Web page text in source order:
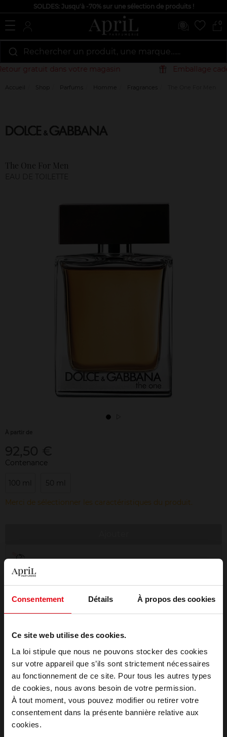
Consentement Détails À propos des cookies
Ce site web utilise des cookies.
La loi stipule que nous ne pouvons stocker des cookies
sur votre appareil que s’ils sont strictement nécessaires
au fonctionnement de ce site. Pour tous les autres types
de cookies, nous avons besoin de votre permission.
À tout moment, vous pouvez modifier ou retirer votre
consentement dans la présente bannière relative aux
cookies.
SOLDES: Jusqu'à -70% sur une sélection de produits !
0
Rechercher un produit, une marque…...
gratuit dans votre magasin Emballage
Accueil Shop Parfums Homme Fragrances
The One For Men
Contenance
100 ml 50 ml
Merci de sélectionner les caractéristiques du produit.
Emballage cadeau offert
Description
CaractéristiquesChoisissez votre pays